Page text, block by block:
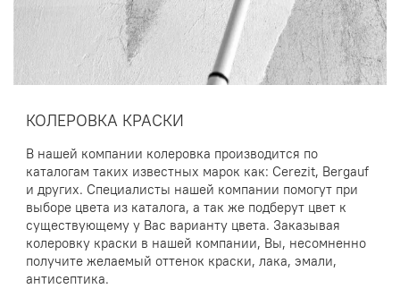
КОЛЕРОВКА КРАСКИ
В нашей компании колеровка производится по
каталогам таких известных марок как: Cerezit, Bergauf
и других. Специалисты нашей компании помогут при
выборе цвета из каталога, а так же подберут цвет к
существующему у Вас варианту цвета. Заказывая
колеровку краски в нашей компании, Вы, несомненно
получите желаемый оттенок краски, лака, эмали,
антисептика.